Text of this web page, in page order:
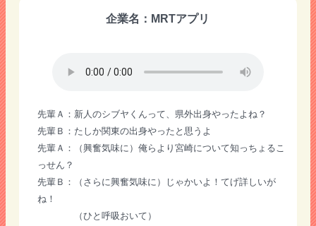
企業名：MRTアプリ
先輩Ａ：新人のシブヤくんって、県外出身やったよね？
先輩Ｂ：たしか関東の出身やったと思うよ
先輩Ａ：（興奮気味に）俺らより宮崎について知っちょるこ
っせん？
先輩Ｂ：（さらに興奮気味に）じゃかいよ！てげ詳しいが
ね！
（ひと呼吸おいて）